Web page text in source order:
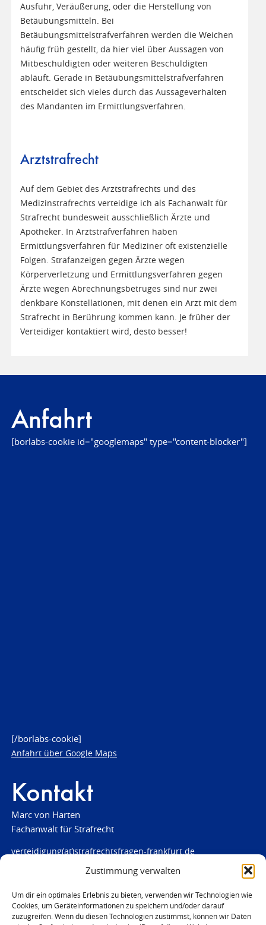
Zustimmung verwalten
Um dir ein optimales Erlebnis zu bieten, verwenden wir Technologien wie
Cookies, um Geräteinformationen zu speichern und/oder darauf
zuzugreifen. Wenn du diesen Technologien zustimmst, können wir Daten
Ausfuhr, Veräußerung, oder die Herstellung von
Betäubungsmitteln. Bei
Betäubungsmittelstrafverfahren werden die Weichen
häufig früh gestellt, da hier viel über Aussagen von
Mitbeschuldigten oder weiteren Beschuldigten
abläuft. Gerade in Betäubungsmittelstrafverfahren
entscheidet sich vieles durch das Aussageverhalten
des Mandanten im Ermittlungsverfahren.
Arztstrafrecht
Auf dem Gebiet des Arztstrafrechts und des
Medizinstrafrechts verteidige ich als Fachanwalt für
Strafrecht bundesweit ausschließlich Ärzte und
Apotheker. In Arztstrafverfahren haben
Ermittlungsverfahren für Mediziner oft existenzielle
Folgen. Strafanzeigen gegen Ärzte wegen
Körperverletzung und Ermittlungsverfahren gegen
Ärzte wegen Abrechnungsbetruges sind nur zwei
denkbare Konstellationen, mit denen ein Arzt mit dem
Strafrecht in Berührung kommen kann. Je früher der
Verteidiger kontaktiert wird, desto besser!
Anfahrt
[borlabs-cookie id="googlemaps" type="content-blocker"]
[/borlabs-cookie]
Anfahrt über Google Maps
Kontakt
Marc von Harten
Fachanwalt für Strafrecht
verteidigung(at)strafrechtsfragen-frankfurt.de
www.strafrechtsfragen-frankfurt.de
Louisenstraße 84
61348 Bad Homburg